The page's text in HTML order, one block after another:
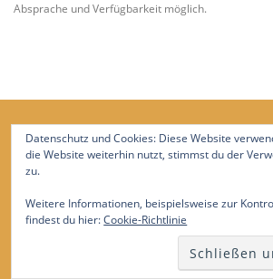
Absprache und Verfügbarkeit möglich.
Copyright © 2026 Trageberatung
Theme von
Datenschutz und Cookies: Diese Website
die Website weiterhin nutzt, stimmst du der
zu.
Weitere Informationen, beispielsweise zur
findest du hier:Cookie-Richtlinie